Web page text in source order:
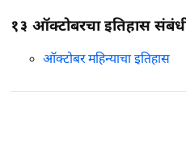
१३ ऑक्टोबरचा इतिहास
ऑक्टोबर महिन्याचा इतिहास